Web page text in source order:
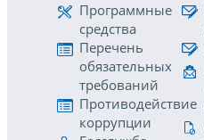
Программные
средства
Перечень
обязательных
требований
Противодействие
коррупции